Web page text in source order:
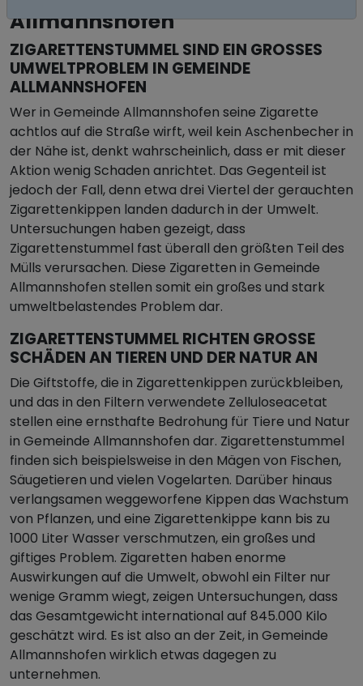
Allmannshofen
ZIGARETTENSTUMMEL SIND EIN GROSSES U
MWELTPROBLEM IN GEMEINDE A
LLMANNSHOFEN
Wer in Gemeinde Allmannshofen seine Zigarette
achtlos auf die Straße wirft, weil kein Aschenbecher in
der Nähe ist, denkt wahrscheinlich, dass er mit dieser
Aktion wenig Schaden anrichtet. Das Gegenteil ist
jedoch der Fall, denn etwa drei Viertel der gerauchten
Zigarettenkippen landen dadurch in der Umwelt.
Untersuchungen haben gezeigt, dass
Zigarettenstummel fast überall den größten Teil des
Mülls verursachen. Diese Zigaretten in Gemeinde
Allmannshofen stellen somit ein großes und stark
umweltbelastendes Problem dar.
ZIGARETTENSTUMMEL RICHTEN GROSSE S
CHÄDEN AN TIEREN UND DER NATUR AN
Die Giftstoffe, die in Zigarettenkippen zurückbleiben,
und das in den Filtern verwendete Zelluloseacetat
stellen eine ernsthafte Bedrohung für Tiere und Natur
in Gemeinde Allmannshofen dar. Zigarettenstummel
finden sich beispielsweise in den Mägen von Fischen,
Säugetieren und vielen Vogelarten. Darüber hinaus
verlangsamen weggeworfene Kippen das Wachstum
von Pflanzen, und eine Zigarettenkippe kann bis zu
1000 Liter Wasser verschmutzen, ein großes und
giftiges Problem. Zigaretten haben enorme
Auswirkungen auf die Umwelt, obwohl ein Filter nur
wenige Gramm wiegt, zeigen Untersuchungen, dass
das Gesamtgewicht international auf 845.000 Kilo
geschätzt wird. Es ist also an der Zeit, in Gemeinde
Allmannshofen wirklich etwas dagegen zu
unternehmen.